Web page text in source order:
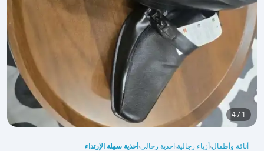
1 / 4
أناقة وأطفال›أزياء رجالية›احذية رجالي›أحذية سهلة الإرتداء